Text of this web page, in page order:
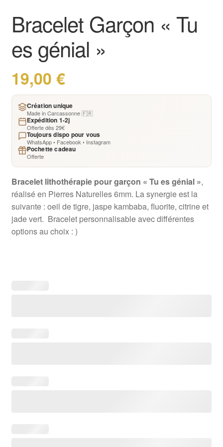
Bracelet Garçon « Tu
es génial »
19,00 €
Création unique
Made in Carcassonne 🇫🇷
Expédition 1-2j
Offerte dès 29€
Toujours dispo pour vous
WhatsApp • Facebook • Instagram
Pochette cadeau
Offerte
Bracelet lithothérapie pour garçon « Tu es génial »,
réalisé en Pierres Naturelles 6mm. La synergie est la
suivante : oeil de tigre, jaspe kambaba, fluorite, citrine et
jade vert. Bracelet personnalisable avec différentes
options au choix : )